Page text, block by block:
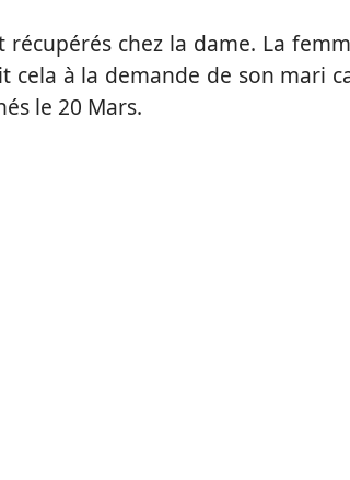
chez la dame. La
cela à la demande de son mari
le 20 Mars.